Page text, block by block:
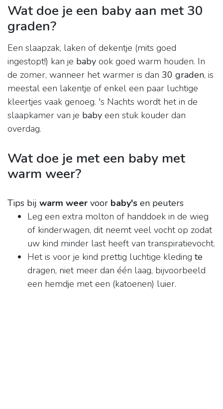
Wat doe je een baby aan met 30
graden?
Een slaapzak, laken of dekentje (mits goed
ingestopt!) kan je baby ook goed warm houden. In
de zomer, wanneer het warmer is dan 30 graden, is
meestal een lakentje of enkel een paar luchtige
kleertjes vaak genoeg. 's Nachts wordt het in de
slaapkamer van je baby een stuk kouder dan
overdag.
Wat doe je met een baby met
warm weer?
Tips bij warm weer voor baby's en peuters
Leg een extra molton of handdoek in de wieg
of kinderwagen, dit neemt veel vocht op zodat
uw kind minder last heeft van transpiratievocht.
Het is voor je kind prettig luchtige kleding te
dragen, niet meer dan één laag, bijvoorbeeld
een hemdje met een (katoenen) luier.